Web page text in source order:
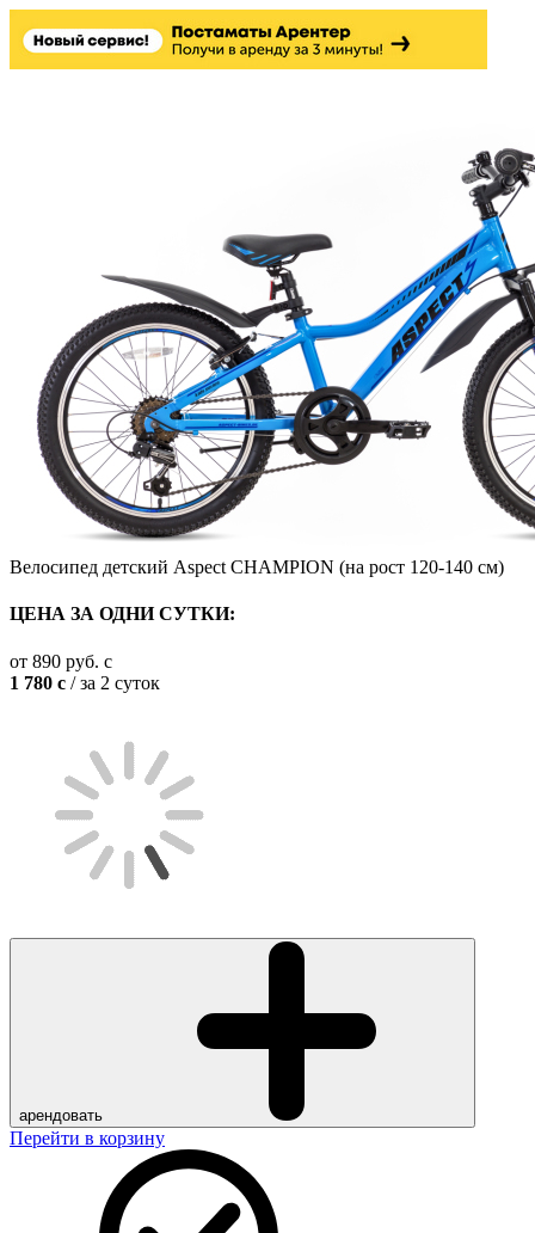
Велосипед детский Aspect CHAMPION (на рост 120-140 см)
ЦЕНА ЗА ОДНИ СУТКИ:
от 890 руб. c
1 780 c / за 2 суток
арендовать
Перейти в корзину